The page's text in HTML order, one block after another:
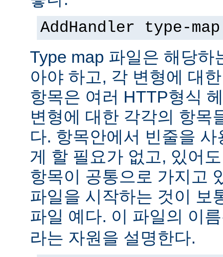
AddHandler type-
Type map 파일은 해당하
아야 하고, 각 변형에 대
항목은 여러 HTTP형식
변형에 대한 각각의 항목
다. 항목안에서 빈줄을
게 할 필요가 없고, 있어
항목이 공통으로 가지고
파일을 시작하는 것이 보
파일 예다. 이 파일의 이
라는 자원을 설명한다.